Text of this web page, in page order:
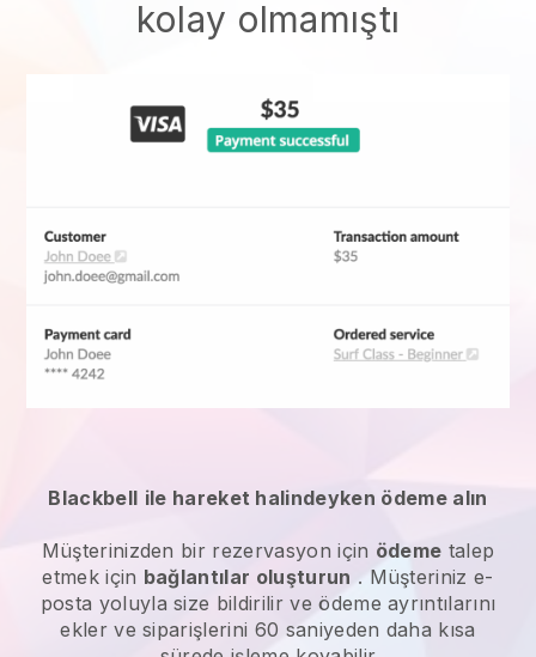
kolay olmamıştı
Blackbell ile hareket halindeyken ödeme alın
Müşterinizden bir rezervasyon için ödeme talep
etmek için bağlantılar oluşturun . Müşteriniz e-
posta yoluyla size bildirilir ve ödeme ayrıntılarını
ekler ve siparişlerini 60 saniyeden daha kısa